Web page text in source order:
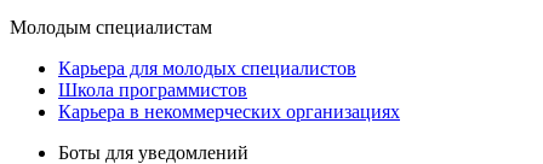
Молодым специалистам
Карьера для молодых специалистов
Школа программистов
Карьера в некоммерческих организациях
Боты для уведомлений